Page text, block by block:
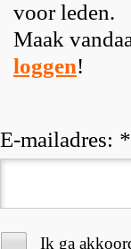
voor leden.
Maak
loggen!
E-mailadres: *
Ik ga